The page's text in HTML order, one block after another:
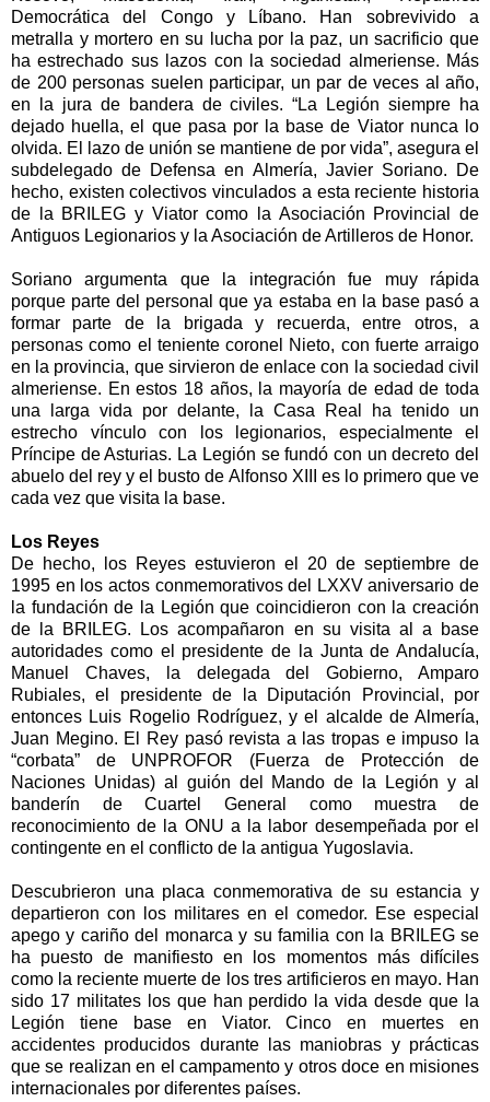
Democrática del Congo y Líbano. Han sobrevivido a
metralla y mortero en su lucha por la paz, un sacrificio que
ha estrechado sus lazos con la sociedad almeriense. Más
de 200 personas suelen participar, un par de veces al año,
en la jura de bandera de civiles. “La Legión siempre ha
dejado huella, el que pasa por la base de Viator nunca lo
olvida. El lazo de unión se mantiene de por vida”, asegura el
subdelegado de Defensa en Almería, Javier Soriano. De
hecho, existen colectivos vinculados a esta reciente historia
de
la BRILEG y Viator como la Asociación Provincial
de
Antiguos Legionarios y la Asociación de Artilleros de Honor.
Soriano argumenta que la integración fue muy rápida
porque parte del personal que ya estaba en la base pasó a
formar parte de la brigada y recuerda, entre otros, a
personas como el teniente coronel Nieto, con fuerte arraigo
en la provincia, que sirvieron de enlace con la sociedad civil
almeriense. En estos 18 años, la mayoría de edad de toda
una larga vida por delante,
la Casa Real
ha tenido un
estrecho vínculo con los legionarios, especialmente el
Príncipe de Asturias. La Legión se fundó con un decreto del
abuelo del rey y el busto de Alfonso XIII es lo primero que ve
cada vez que visita la base.
Los Reyes
De hecho, los Reyes estuvieron el 20 de septiembre de
1995 en los actos conmemorativos del LXXV aniversario de
la fundación de la Legión que coincidieron con la creación
de
la BRILEG. Los acompañaron en su visita al a base
autoridades como el presidente de
la Junta de Andalucía,
Manuel Chaves, la delegada del Gobierno, Amparo
Rubiales, el presidente de
la Diputación Provincial , por
entonces Luis Rogelio Rodríguez, y el alcalde de Almería,
Juan Megino. El Rey pasó revista a las tropas e impuso la
“corbata” de UNPROFOR (Fuerza de Protección de
Naciones Unidas) al guión del Mando de
la Legión y al
banderín de Cuartel General como muestra de
reconocimiento de la ONU a la labor desempeñada por el
contingente en el conflicto de la antigua Yugoslavia.
Descubrieron una placa conmemorativa de su estancia y
departieron con los militares en el comedor. Ese especial
apego y cariño del monarca y su familia con la BRILEGse
ha puesto de manifiesto en los momentos más difíciles
como la reciente muerte de los tres artificieros en mayo. Han
sido 17 militates los que han perdido la vida desde que la
Legión tiene base en Viator. Cinco en muertes en
accidentes producidos durante las maniobras y prácticas
que se realizan en el campamento y otros doce en misiones
internacionales por diferentes países.